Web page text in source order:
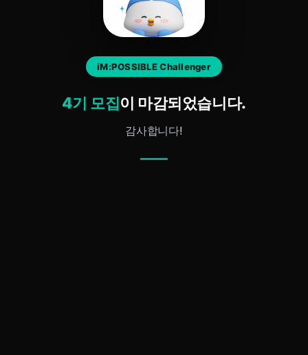
iM:POSSIBLE Challenger
4기 모집이 마감되었습니다.
감사합니다!